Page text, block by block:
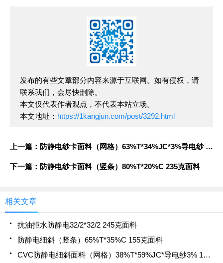
发布的有些文章部分内容来源于互联网。如有侵权，请
联系我们，会尽快删除。
本文仅代表作者观点，不代表本站立场。
本文地址： https://1kangjun.com/post/3292.html
上一篇：防静电纱卡面料（网格）63%T*34%JC*3%导电纱 240克面料
下一篇：防静电纱卡面料（竖条）80%T*20%C 235克面料
相关文章
抗油拒水防静电32/2*32/2 245克面料
防静电细斜（竖条）65%T*35%C 155克面料
​CVC防静电细斜面料（网格）38%T*59%JC*导电纱3% 155克面料